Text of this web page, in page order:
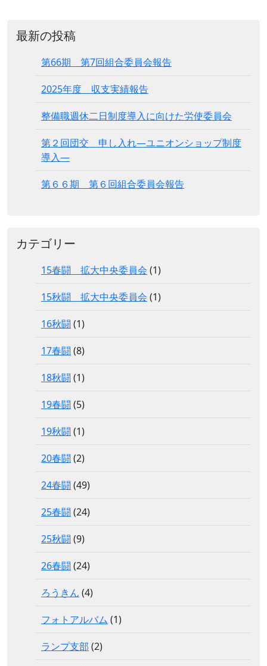
最新の投稿
第66期 第7回組合委員会報告
2025年度 収支実績報告
整備職週休二日制度導入に向けた労使委員会
第２回団交 申し入れ―ユニオンショップ制度
導入―
第６６期 第６回組合委員会報告
カテゴリー
15春闘 拡大中央委員会 (1)
15秋闘 拡大中央委員会 (1)
16秋闘 (1)
17春闘 (8)
18秋闘 (1)
19春闘 (5)
19秋闘 (1)
20春闘 (2)
24春闘 (49)
25春闘 (24)
25秋闘 (9)
26春闘 (24)
ろうきん (4)
フォトアルバム (1)
ランプ支部 (2)